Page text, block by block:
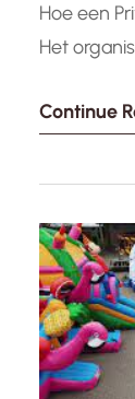
Hoe een
Het
vereist ook
adviezen…
Continue